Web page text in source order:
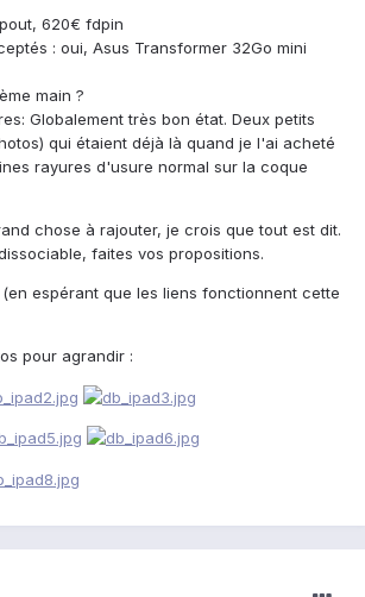
620€ fdpin
: oui, Asus Transformer 32Go mini
main ?
Globalement très bon état. Deux petits
qui étaient déjà là quand je l'ai acheté
rayures d'usure normal sur la coque
chose à rajouter, je crois que tout est dit.
faites vos propositions.
espérant que les liens fonctionnent cette
pour agrandir :